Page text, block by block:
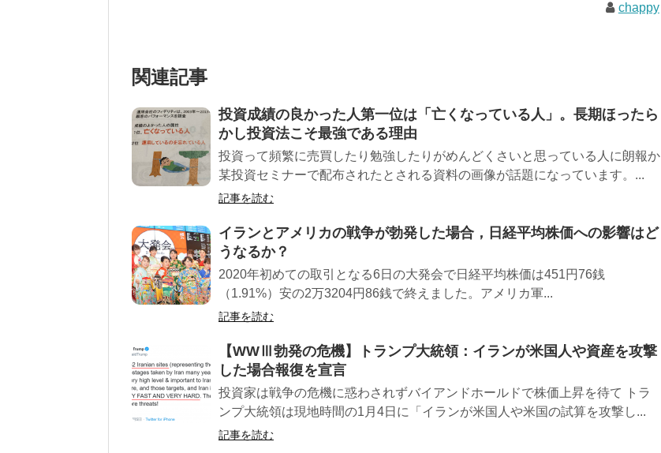
chappy
関連記事
投資成績の良かった人第一位は「亡くなっている人」。長期ほったら
かし投資法こそ最強である理由
投資って頻繁に売買したり勉強したりがめんどくさいと思っている人に朗報か
某投資セミナーで配布されたとされる資料の画像が話題になっています。...
記事を読む
イランとアメリカの戦争が勃発した場合，日経平均株価への影響はど
うなるか？
2020年初めての取引となる6日の大発会で日経平均株価は451円76銭
（1.91%）安の2万3204円86銭で終えました。アメリカ軍...
記事を読む
【WWⅢ勃発の危機】トランプ大統領：イランが米国人や資産を攻撃
した場合報復を宣言
投資家は戦争の危機に惑わされずバイアンドホールドで株価上昇を待て トラ
ンプ大統領は現地時間の1月4日に「イランが米国人や米国の試算を攻撃し...
記事を読む